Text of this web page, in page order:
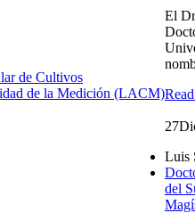
de Cultivos
de la Medición (LACM)
El
27
Luis
del